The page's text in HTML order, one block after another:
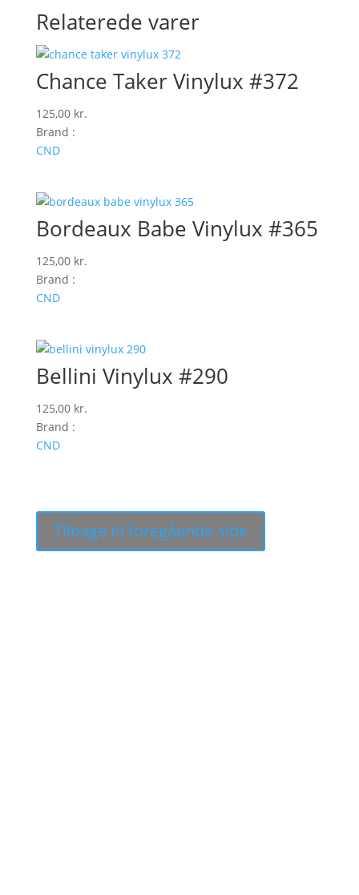
Relaterede varer
Chance Taker Vinylux #372
125,00 kr.
Brand :
CND
Bordeaux Babe Vinylux #365
125,00 kr.
Brand :
CND
Bellini Vinylux #290
125,00 kr.
Brand :
CND